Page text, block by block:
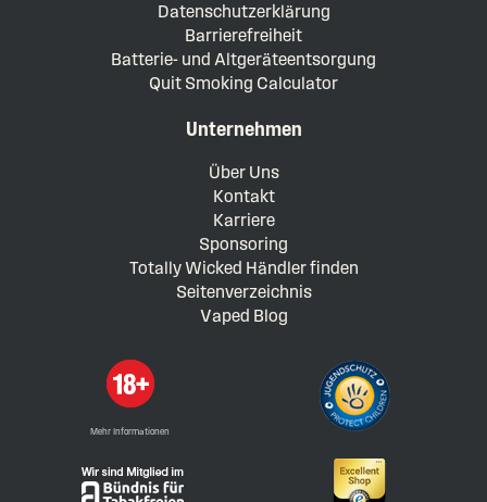
Datenschutzerklärung
Barrierefreiheit
Batterie- und Altgeräteentsorgung
Quit Smoking Calculator
Unternehmen
Über Uns
Kontakt
Karriere
Sponsoring
Totally Wicked Händler finden
Seitenverzeichnis
Vaped Blog
Mehr Informationen